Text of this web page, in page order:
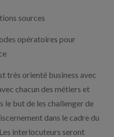
sources
opératoires pour
très orienté business avec
chacun des métiers et
le but de les challenger de
dans le cadre du
interlocuteurs seront